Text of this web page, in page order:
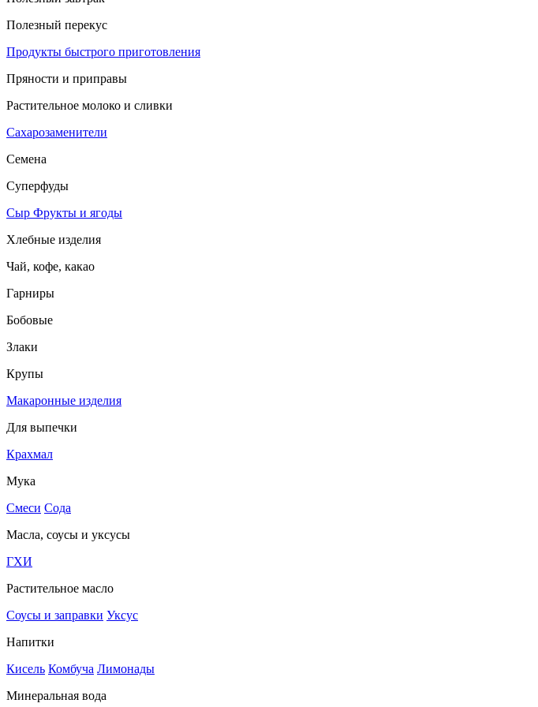
Полезный перекус
Продукты быстрого приготовления
Пряности и приправы
Растительное молоко и сливки
Сахарозаменители
Семена
Суперфуды
Сыр Фрукты и ягоды
Хлебные изделия
Чай, кофе, какао
Гарниры
Бобовые
Злаки
Крупы
Макаронные изделия
Для выпечки
Крахмал
Мука
Смеси Сода
Масла, соусы и уксусы
ГХИ
Растительное масло
Соусы и заправки Уксус
Напитки
Кисель Комбуча Лимонады
Минеральная вода